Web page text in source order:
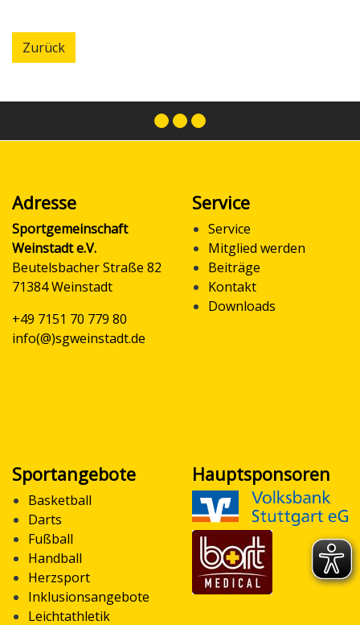
Zurück
Adresse
Sportgemeinschaft
Weinstadt e.V.
Beutelsbacher Straße 82
71384 Weinstadt
+49 7151 70 779 80
info(@)sgweinstadt.de
Service
Service
Mitglied werden
Beiträge
Kontakt
Downloads
Sportangebote
Basketball
Darts
Fußball
Handball
Herzsport
Inklusionsangebote
Leichtathletik
Hauptsponsoren